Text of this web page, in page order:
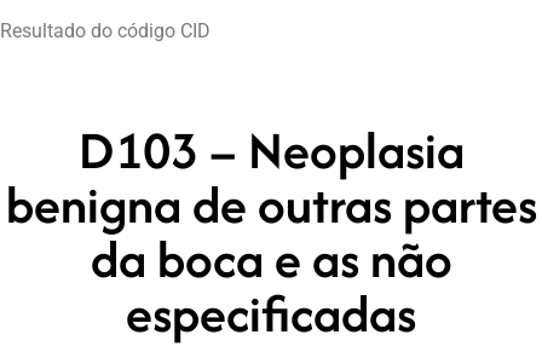
Resultado do código CID
D103 – Neoplasia
benigna de outras partes
da boca e as não
especificadas